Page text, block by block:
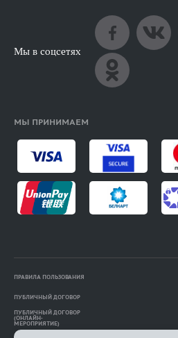
Мы в соцсетях
МЫ ПРИНИМАЕМ
ПРАВИЛА ПОЛЬЗОВАНИЯ
ПУБЛИЧНЫЙ ДОГОВОР
ПУБЛИЧНЫЙ ДОГОВОР
(ОНЛАЙН-
МЕРОПРИЯТИЕ)